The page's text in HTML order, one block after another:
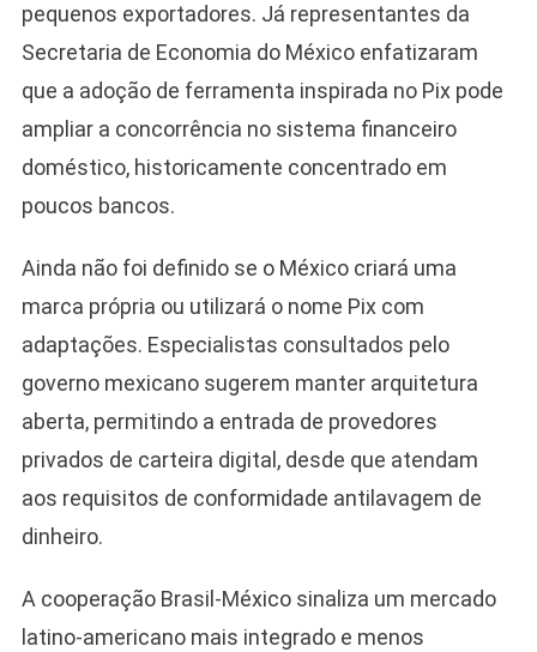
pequenos exportadores. Já representantes da
Secretaria de Economia do México enfatizaram
que a adoção de ferramenta inspirada no Pix pode
ampliar a concorrência no sistema financeiro
doméstico, historicamente concentrado em
poucos bancos.
Ainda não foi definido se o México criará uma
marca própria ou utilizará o nome Pix com
adaptações. Especialistas consultados pelo
governo mexicano sugerem manter arquitetura
aberta, permitindo a entrada de provedores
privados de carteira digital, desde que atendam
aos requisitos de conformidade antilavagem de
dinheiro.
A cooperação Brasil-México sinaliza um mercado
latino-americano mais integrado e menos